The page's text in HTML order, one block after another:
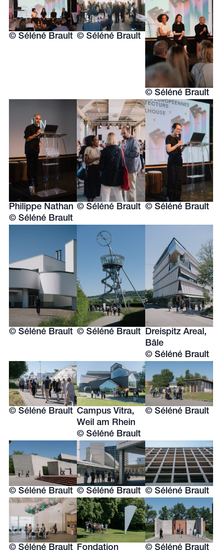
© Séléné Brault © Séléné Brault
© Séléné Brault
Philippe Nathan
© Séléné Brault
© Séléné Brault © Séléné Brault
© Séléné Brault © Séléné Brault Dreispitz Areal,
Bâle
© Séléné Brault
© Séléné Brault Campus Vitra,
Weil am Rhein
© Séléné Brault
© Séléné Brault
© Séléné Brault © Séléné Brault © Séléné Brault
© Séléné Brault Fondation © Séléné Brault